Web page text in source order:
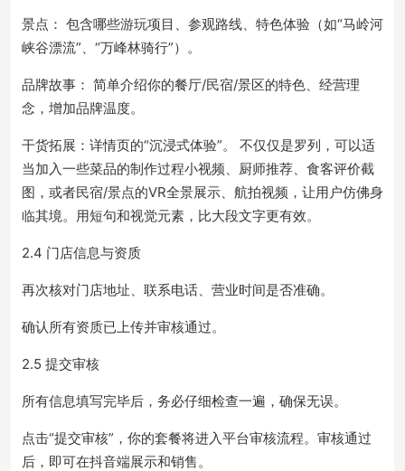
景点： 包含哪些游玩项目、参观路线、特色体验（如“马岭河
峡谷漂流”、“万峰林骑行”）。
品牌故事： 简单介绍你的餐厅/民宿/景区的特色、经营理
念，增加品牌温度。
干货拓展：详情页的“沉浸式体验”。 不仅仅是罗列，可以适
当加入一些菜品的制作过程小视频、厨师推荐、食客评价截
图，或者民宿/景点的VR全景展示、航拍视频，让用户仿佛身
临其境。用短句和视觉元素，比大段文字更有效。
2.4 门店信息与资质
再次核对门店地址、联系电话、营业时间是否准确。
确认所有资质已上传并审核通过。
2.5 提交审核
所有信息填写完毕后，务必仔细检查一遍，确保无误。
点击“提交审核”，你的套餐将进入平台审核流程。审核通过
后，即可在抖音端展示和销售。